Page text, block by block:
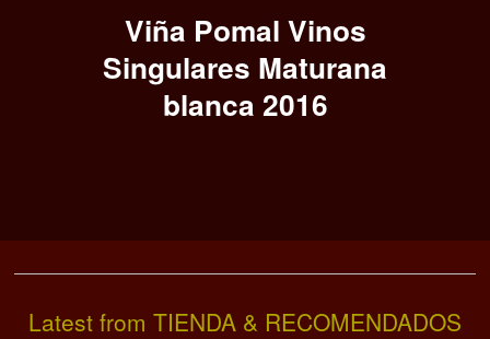
Viña Pomal Vinos
Singulares Maturana
blanca 2016
Latest from TIENDA & RECOMENDADOS